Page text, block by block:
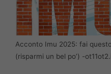
Acconto Imu 2025: fai
(risparmi un bel po’) -